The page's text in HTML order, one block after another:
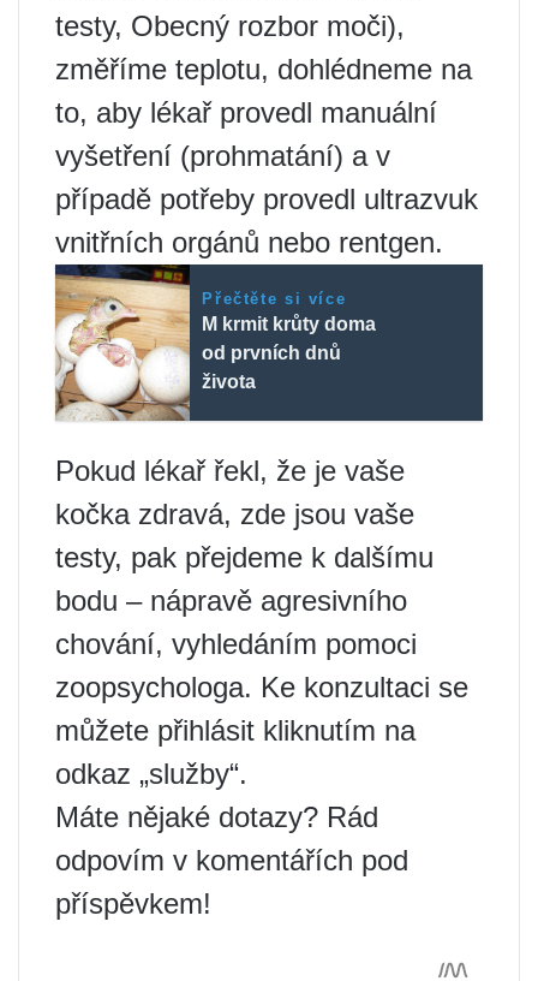
testy, Obecný rozbor moči),
změříme teplotu, dohlédneme na
to, aby lékař provedl manuální
vyšetření (prohmatání) a v
případě potřeby provedl ultrazvuk
vnitřních orgánů nebo rentgen.
Přečtěte si více
M krmit krůty doma
od prvních dnů
života
Pokud lékař řekl, že je vaše
kočka zdravá, zde jsou vaše
testy, pak přejdeme k dalšímu
bodu – nápravě agresivního
chování, vyhledáním pomoci
zoopsychologa. Ke konzultaci se
můžete přihlásit kliknutím na
odkaz „služby“.
Máte nějaké dotazy? Rád
odpovím v komentářích pod
příspěvkem!